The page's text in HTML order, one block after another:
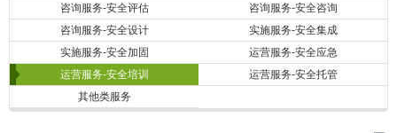
咨询服务-安全评估
咨询服务-安全咨询
咨询服务-安全设计
实施服务-安全集成
实施服务-安全加固
运营服务-安全应急
运营服务-安全培训
运营服务-安全托管
其他类服务